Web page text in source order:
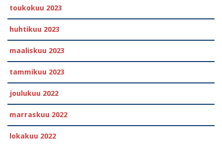
toukokuu 2023
huhtikuu 2023
maaliskuu 2023
tammikuu 2023
joulukuu 2022
marraskuu 2022
lokakuu 2022